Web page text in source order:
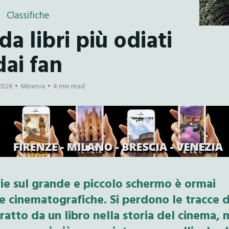
Classifiche
libri più odiati
fan
Minerva 4 min read
sul grande e piccolo schermo è ormai
cinematografiche. Si perdono le tracce
da un libro nella storia del cinema,